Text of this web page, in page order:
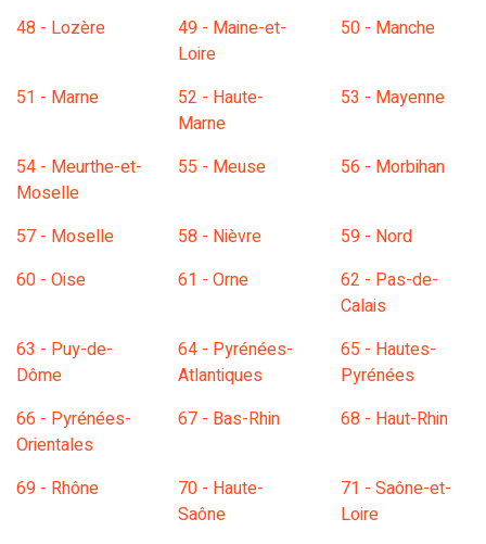
48 - Lozère
49 - Maine-et-
Loire
50 - Manche
51 - Marne
52 - Haute-
Marne
53 - Mayenne
54 - Meurthe-et-
Moselle
55 - Meuse 56 - Morbihan
57 - Moselle 58 - Nièvre
59 - Nord
60 - Oise
61 - Orne
62 - Pas-de-
Calais
63 - Puy-de-
Dôme
64 - Pyrénées-
Atlantiques
65 - Hautes-
Pyrénées
66 - Pyrénées-
Orientales
67 - Bas-Rhin 68 - Haut-Rhin
69 - Rhône
70 - Haute-
Saône
71 - Saône-et-
Loire